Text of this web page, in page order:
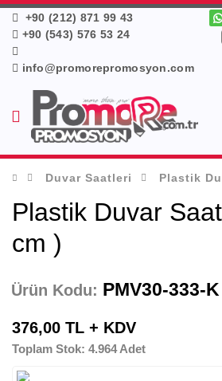
+90 (212) 871 99 43
+90 (543) 576 53 24
info@promorepromosyon.com
Duvar Saatleri Plastik
Plastik Duvar
cm )
Ürün Kodu: PMV30-333-K
376,00 TL + KDV
Toplam Stok: 4.964 Adet